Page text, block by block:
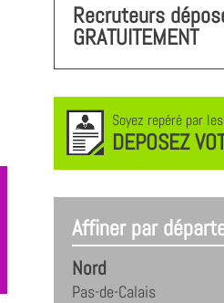
Recruteurs
GRATUITEMENT
Soyez repéré par
DEPOSEZ
Affiner par
Nord
Pas-de-Calais